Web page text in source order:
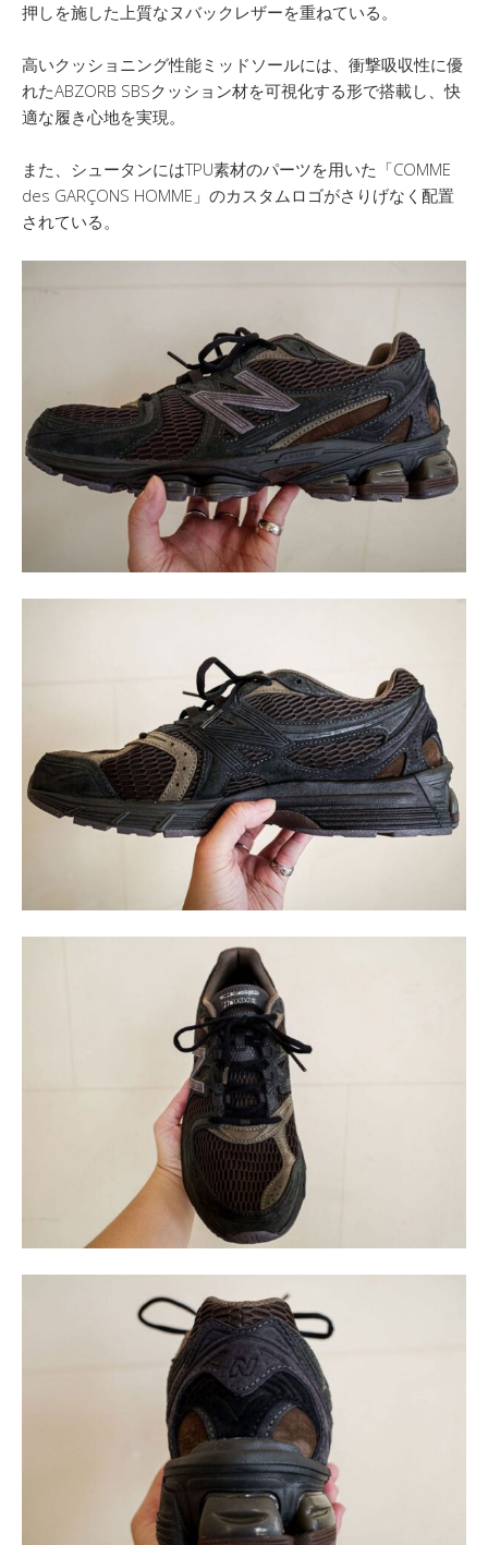
押しを施した上質なヌバックレザーを重ねている。
高いクッショニング性能ミッドソールには、衝撃吸収性に優
れたABZORB SBSクッション材を可視化する形で搭載し、快
適な履き心地を実現。
また、シュータンにはTPU素材のパーツを用いた「COMME
des GARÇONS HOMME」のカスタムロゴがさりげなく配置
されている。